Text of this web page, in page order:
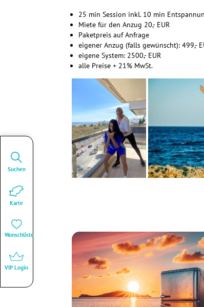
25 min Session inkl. 10 min
Miete für den Anzug 20,- EUR
Paketpreis auf Anfrage
eigener Anzug (falls gewünscht): 499,-
eigene System: 2500,- EUR
alle Preise + 21% MwSt.
Suchen
Karte
Wunschliste
VIP Login